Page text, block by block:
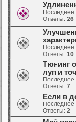
Последнее
Ответы: 26
Последнее
Ответы: 10
Тюнинг
луп и
Последнее
Ответы: 7
Если в
Последнее
Ответы: 2